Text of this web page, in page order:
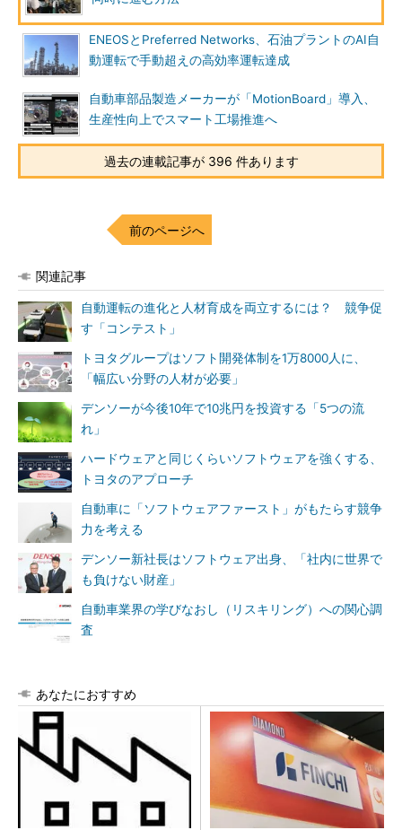
ENEOSとPreferred Networks、石油プラントのAI自
動運転で手動超えの高効率運転達成
自動車部品製造メーカーが「MotionBoard」導入、
生産性向上でスマート工場推進へ
過去の連載記事が 396 件あります
前のページへ
関連記事
自動運転の進化と人材育成を両立するには？ 競争促
す「コンテスト」
トヨタグループはソフト開発体制を1万8000人に、
「幅広い分野の人材が必要」
デンソーが今後10年で10兆円を投資する「5つの流
れ」
ハードウェアと同じくらいソフトウェアを強くする、
トヨタのアプローチ
自動車に「ソフトウェアファースト」がもたらす競争
力を考える
デンソー新社長はソフトウェア出身、「社内に世界で
も負けない財産」
自動車業界の学びなおし（リスキリング）への関心調
査
あなたにおすすめ